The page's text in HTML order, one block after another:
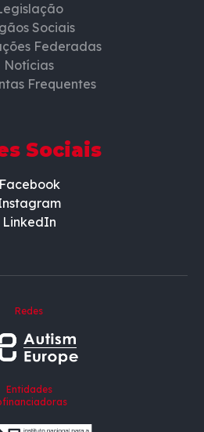
Sociais
Federadas
Notícias
Frequentes
Sociais
Facebook
LinkedIn
Redes
Entidades